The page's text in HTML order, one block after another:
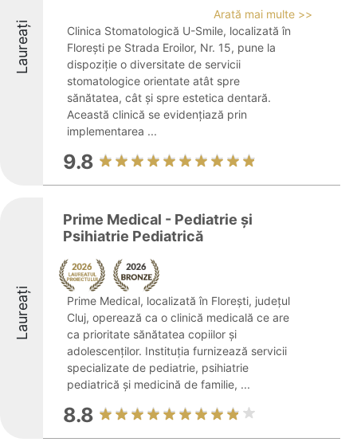
Laureați
Arată mai multe >>
Clinica Stomatologică U-Smile, localizată în
Florești pe Strada Eroilor, Nr. 15, pune la
dispoziție o diversitate de servicii
stomatologice orientate atât spre
sănătatea, cât și spre estetica dentară.
Această clinică se evidențiază prin
implementarea ...
9.8
Laureați
Prime Medical - Pediatrie și
Psihiatrie Pediatrică
Prime Medical, localizată în Florești, județul
Cluj, operează ca o clinică medicală ce are
ca prioritate sănătatea copiilor și
adolescenților. Instituția furnizează servicii
specializate de pediatrie, psihiatrie
pediatrică și medicină de familie, ...
8.8